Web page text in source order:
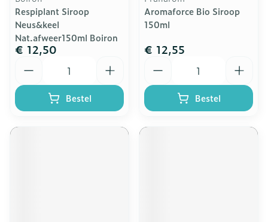
Respiplant Siroop
Neus&keel
Nat.afweer150ml Boiron
€ 12,50
Bestel
Aromaforce Bio Siroop
150ml
€ 12,55
Bestel